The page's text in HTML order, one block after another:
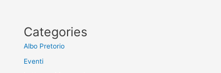
Categories
Albo Pretorio
Eventi